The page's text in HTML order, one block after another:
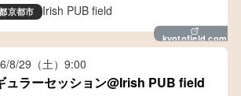
京都市 Irish PUB field
kyotofield.com
8/29（土） 9:00
ュラーセッション@Irish PUB field